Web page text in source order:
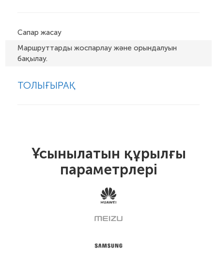
Сапар жасау
Маршруттарды жоспарлау және орындалуын
бақылау.
ТОЛЫҒЫРАҚ
Ұсынылатын құрылғы
параметрлері